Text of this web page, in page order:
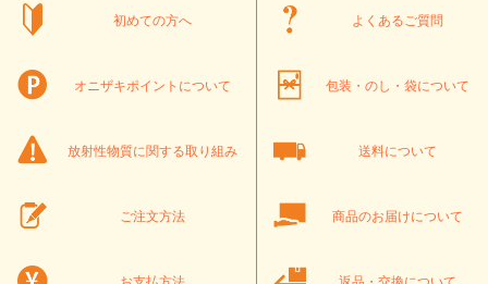
初めての方へ よくあるご質問
オニザキポイントについて 包装・のし・袋について
放射性物質に関する取り組み 送料について
ご注文方法 商品のお届けについて